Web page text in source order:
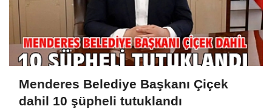
Menderes Belediye Başkanı Çiçek
dahil 10 şüpheli tutuklandı